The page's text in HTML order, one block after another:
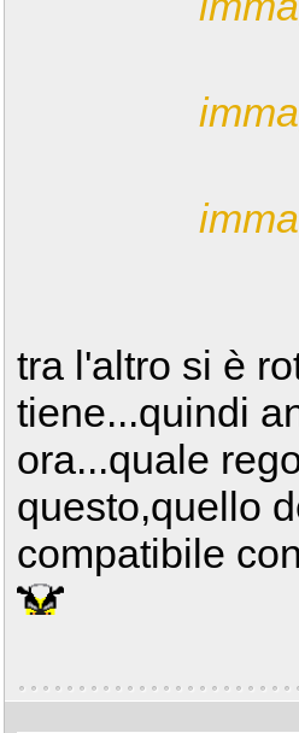
tra l'altro si è
tiene...quindi
ora...quale
questo,quello
compatibile